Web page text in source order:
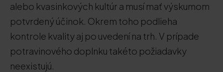
alebo kvasinkových kultúr a musí mať výskumom
potvrdený účinok. Okrem toho podlieha
kontrole kvality aj po uvedení na trh. V prípade
potravinového doplnku takéto požiadavky
neexistujú.